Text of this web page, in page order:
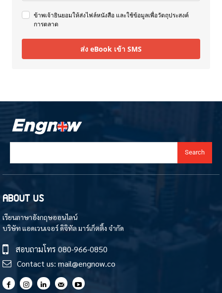
ข้าพเจ้ายินยอมให้ส่งไฟล์หนังสือ และใช้ข้อมูลเพื่อวัตถุประสงค์
การตลาด
ส่ง eBook เข้า SMS
Search
ABOUT US
เรียนภาษาอังกฤษออนไลน์
บริษัท แอดเวนเจอร์ ดิจิทัล มาร์เก็ตติ้ง จำกัด
สอบถามโทร 080-966-0850
Contact us: mail@engnow.co